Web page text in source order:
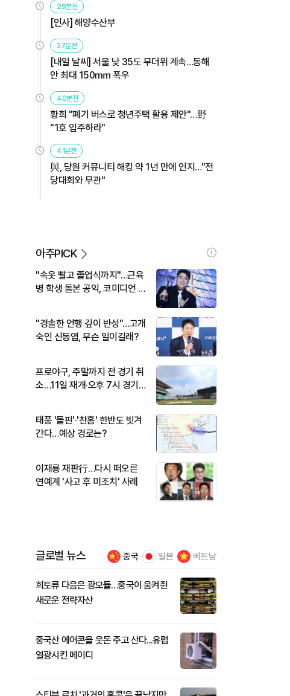
29분전
[인사] 해양수산부
37분전
[내일 날씨] 서울 낮 35도 무더위 계속…동해
안 최대 150㎜ 폭우
40분전
황희 "폐기 버스로 청년주택 활용 제안"…野
"1호 입주하라"
41분전
與, 당원 커뮤니티 해킹 약 1년 만에 인지…"전
당대회와 무관"
아주PICK
"속옷 빨고 졸업식까지"…근육
병 학생 돌본 공익, 코미디언 김
"경솔한 언행 깊이 반성"…고개
숙인 신동엽, 무슨 일이길래?
프로야구, 주말까지 전 경기 취
소…11일 재개·오후 7시 경기
태풍 '돌핀'·'찬홈' 한반도 빗겨
간다…예상 경로는?
이재룡 재판行…다시 떠오른
연예계 '사고 후 미조치' 사례
글로벌 뉴스 중국 일본 베트남
희토류 다음은 광모듈…중국이 움켜쥔
새로운 전략자산
중국산 에어콘을 웃돈 주고 산다...유럽
열광시킨 메이디